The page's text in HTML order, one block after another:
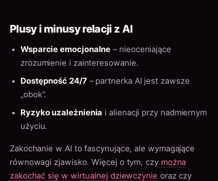
Plusy i minusy relacji z AI
Wsparcie emocjonalne – nieoceniające
zrozumienie i zainteresowanie.
Dostępność 24/7– partnerka AI jest zawsze
„obok”.
Ryzyko uzależnienia i alienacji przy nadmiernym
użyciu.
Zakochanie w AI to fascynujące, ale wymagające
równowagi zjawisko. Więcej o tym, czy można
zakochać się w wirtualnej dziewczynie oraz czy